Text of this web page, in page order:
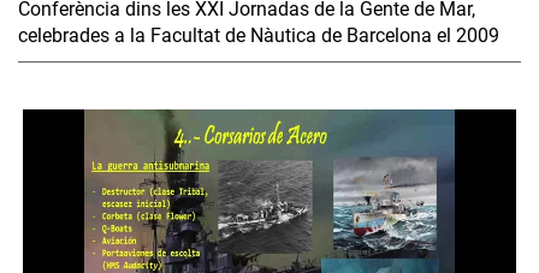
Conferència dins les XXI Jornadas de la Gente de Mar,
celebrades a la Facultat de Nàutica de Barcelona el 2009